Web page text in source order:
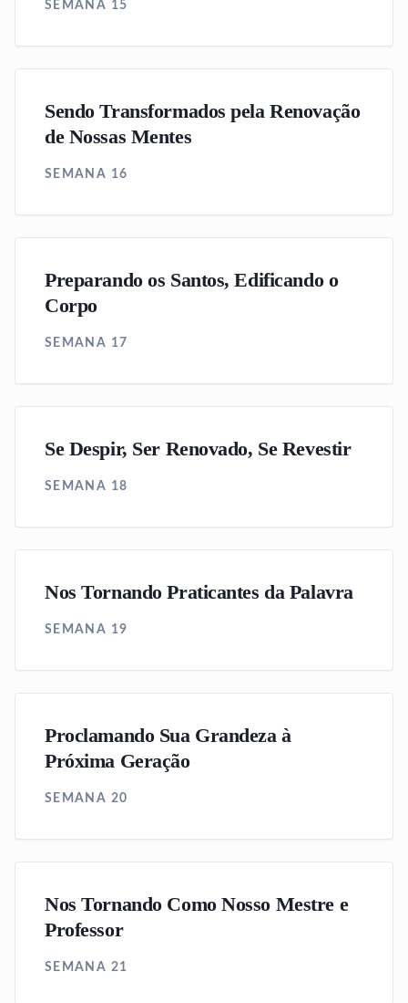
SEMANA 15
Sendo Transformados pela Renovação
de Nossas Mentes
SEMANA 16
Preparando os Santos, Edificando o
Corpo
SEMANA 17
Se Despir, Ser Renovado, Se Revestir
SEMANA 18
Nos Tornando Praticantes da Palavra
SEMANA 19
Proclamando Sua Grandeza à
Próxima Geração
SEMANA 20
Nos Tornando Como Nosso Mestre e
Professor
SEMANA 21